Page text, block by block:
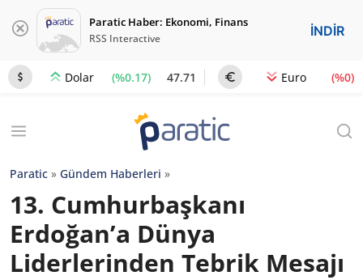
Paratic Haber: Ekonomi, Finans
RSS Interactive İNDİR
Dolar (%0.17) 47.71 Euro (%0)
Paratic » Gündem Haberleri »
13. Cumhurbaşkanı
Erdoğan’a Dünya
Liderlerinden Tebrik Mesajı